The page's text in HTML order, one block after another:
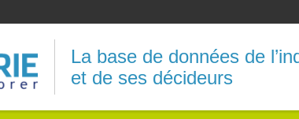
La base de données de
et de ses décideurs